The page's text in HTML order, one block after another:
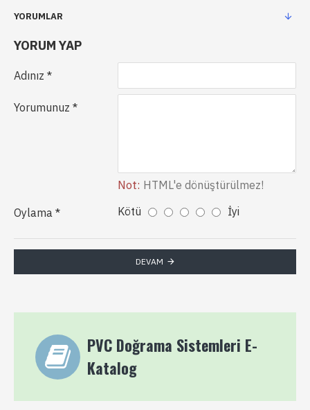
YORUMLAR
YORUM YAP
Adınız
Yorumunuz
Not: HTML'e dönüştürülmez!
Oylama
Kötü İyi
DEVAM
PVC Doğrama Sistemleri E-
Katalog